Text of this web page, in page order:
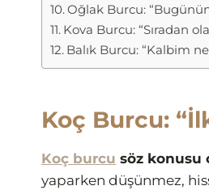
Oğlak Burcu: “Bugünün
Kova Burcu: “Sıradan
Balık Burcu: “Kalbim
Koç Burcu:
Koç burcu söz konusu
yaparken düşünmez,